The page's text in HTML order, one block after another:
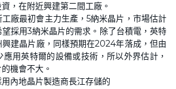
，在附近興建第二間工廠。
廠最初會主力生產，5納米晶片，市場估計
採用3納米晶片的需求。除了台積電，英特
建晶片廠，同樣預期在2024年落成，但由
用英特爾的設備或技術，所以外界估計，
機會不大。
內地晶片製造商長江存儲的